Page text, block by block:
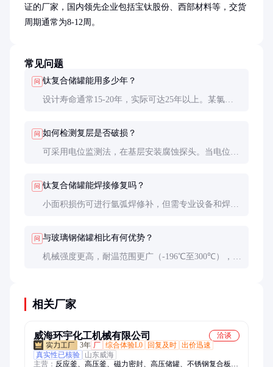
证的厂家，国内领先企业包括宝钛股份、西部材料等，交货
周期通常为8-12周。
常见问题
问 钛复合储罐能用多少年？
设计寿命通常15-20年，实际可达25年以上。某氯碱
问 如何检测复层是否破损？
可采用电位监测法，在基层安装腐蚀探头。当电位骤
问 钛复合储罐能焊接修复吗？
小面积损伤可进行氩弧焊修补，但需专业设备和焊
问 与玻璃钢储罐相比有何优势？
机械强度更高，耐温范围更广（-196℃至300℃），
相关厂家
威海环宇化工机械有限公司
洽谈
3年 厂 综合体验L0 回复及时 出价迅速
真实性已核验
山东威海
主营： 反应釜、高压釜、磁力密封、高压储罐、不锈钢复合板、